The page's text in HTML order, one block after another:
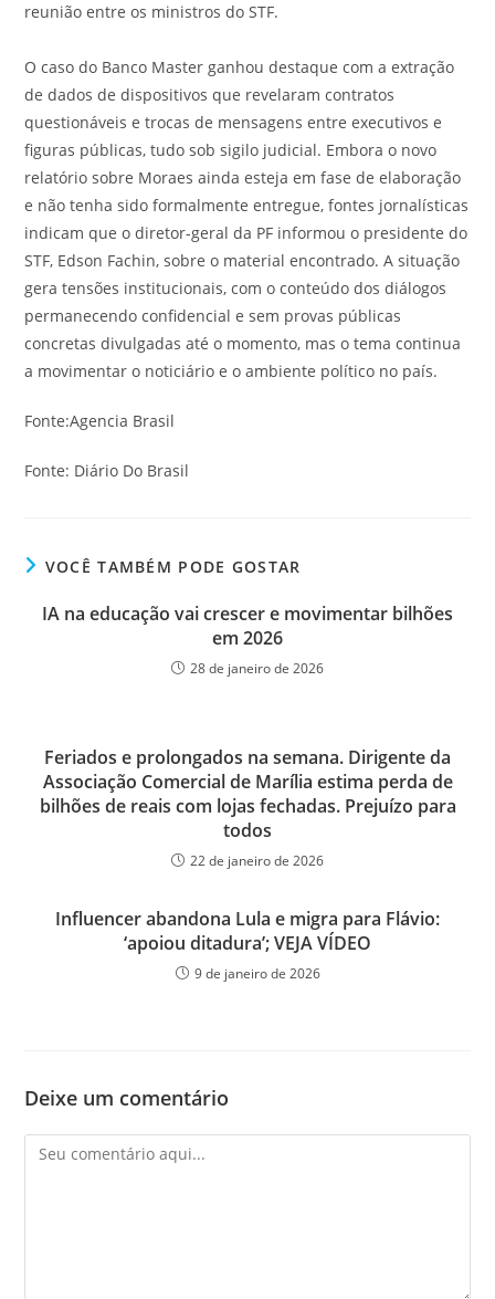
reunião entre os ministros do STF.
O caso do Banco Master ganhou destaque com a extração
de dados de dispositivos que revelaram contratos
questionáveis e trocas de mensagens entre executivos e
figuras públicas, tudo sob sigilo judicial. Embora o novo
relatório sobre Moraes ainda esteja em fase de elaboração
e não tenha sido formalmente entregue, fontes jornalísticas
indicam que o diretor-geral da PF informou o presidente do
STF, Edson Fachin, sobre o material encontrado. A situação
gera tensões institucionais, com o conteúdo dos diálogos
permanecendo confidencial e sem provas públicas
concretas divulgadas até o momento, mas o tema continua
a movimentar o noticiário e o ambiente político no país.
Fonte:Agencia Brasil
Fonte: Diário Do Brasil
VOCÊ TAMBÉM PODE GOSTAR
IA na educação vai crescer e movimentar bilhões
em 2026
28 de janeiro de 2026
Feriados e prolongados na semana. Dirigente da
Associação Comercial de Marília estima perda de
bilhões de reais com lojas fechadas. Prejuízo para
todos
22 de janeiro de 2026
Influencer abandona Lula e migra para Flávio:
‘apoiou ditadura’; VEJA VÍDEO
9 de janeiro de 2026
Deixe um comentário
Comentário